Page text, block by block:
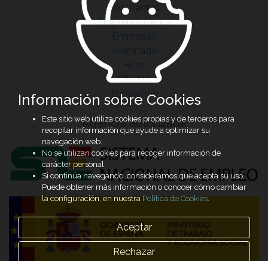
Solicitantes
Emprendimiento
Empresas
Alumnado
Hitos
Ofertas
Formación
Agencia autorizada
Información sobre Cookies
Este sitio web utiliza cookies propias y de terceros para
recopilar información que ayude a optimizar su
navegación web.
No se utilizan cookies para recoger información de
carácter personal.
Si continúa navegando, consideramos que acepta su uso.
Puede obtener más información o conocer cómo cambiar
la configuración, en nuestraPolítica de Cookies.
Aceptar
Rechazar